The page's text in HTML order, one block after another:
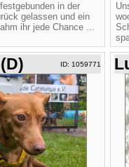
in der
gelassen und ein
ihr jede Chance ...
ID: 1059771